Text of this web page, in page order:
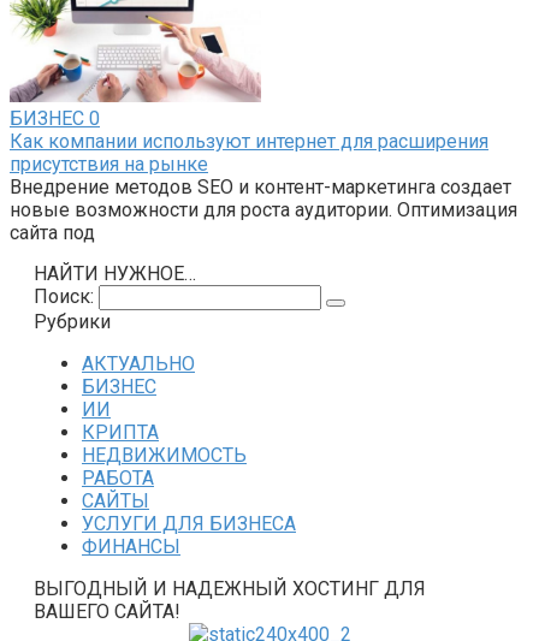
БИЗНЕС 0
Как компании используют интернет для расширения
присутствия на рынке
Внедрение методов SEO и контент-маркетинга создает
новые возможности для роста аудитории. Оптимизация
сайта под
НАЙТИ НУЖНОЕ…
Поиск:
Рубрики
АКТУАЛЬНО
БИЗНЕС
ИИ
КРИПТА
НЕДВИЖИМОСТЬ
РАБОТА
САЙТЫ
УСЛУГИ ДЛЯ БИЗНЕСА
ФИНАНСЫ
ВЫГОДНЫЙ И НАДЕЖНЫЙ ХОСТИНГ ДЛЯ
ВАШЕГО САЙТА!